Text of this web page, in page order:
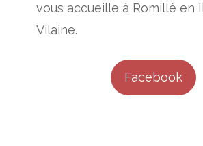
vous accueille à Romillé en
Vilaine.
Facebook